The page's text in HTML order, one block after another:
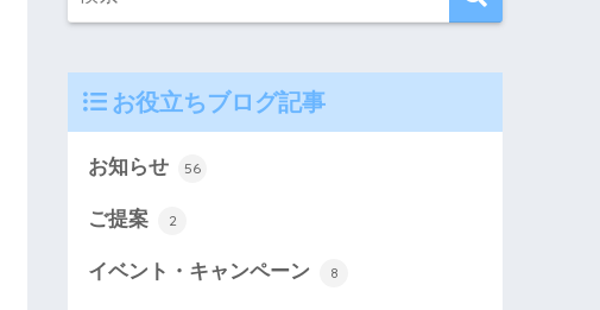
お役立ちブログ記事
お知らせ 56
ご提案 2
イベント・キャンペーン 8